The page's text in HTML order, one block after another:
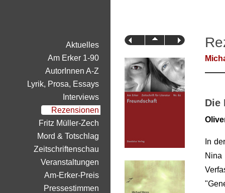
Die
In
Aktuelles
Am Erker 1-90
AutorInnen A-Z
Lyrik, Prosa, Essays
Interviews
Rezensionen
Fritz Müller-Zech
Mord & Totschlag
Zeitschriftenschau
Veranstaltungen
Am-Erker-Preis
Pressestimmen